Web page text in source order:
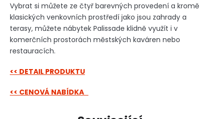
Vybrat si můžete ze čtyř barevných provedení a kromě
klasických venkovních prostředí jako jsou zahrady a
terasy, můžete nábytek Palissade klidně využít i v
komerčních prostorách městských kaváren nebo
restauracích.
<< DETAIL PRODUKTU
<< CENOVÁ NABÍDKA